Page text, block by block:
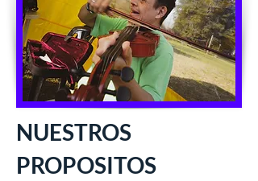
NUESTROS
PROPOSITOS